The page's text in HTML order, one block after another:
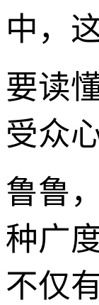
中，
要读
受众
鲁鲁
种广
不仅